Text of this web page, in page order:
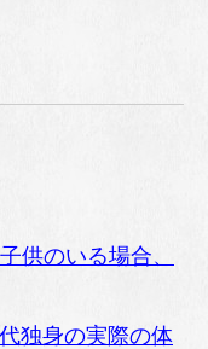
供のいる場合、
独身の実際の体